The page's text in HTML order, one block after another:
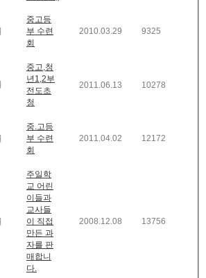
중고등
부 수련
회
2010.03.29 9325
중고,청
년1,2부
전도초
청
2011.06.13 10278
중.고등
부 수련
회
2011.04.02 12172
주일학
교 어린
이들과
교사들
이 직접
만든 과
자를 판
매합니
다.
2008.12.08 13756